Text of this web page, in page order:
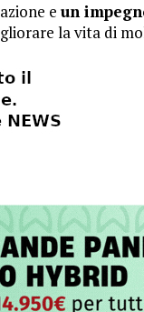
e un
la vita di